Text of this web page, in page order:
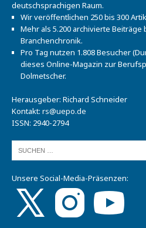
deutschsprachigen Raum.
Wir veröffentlichen 250 bis 300
Mehr als 5.200 archivierte
Branchenchronik.
Pro Tag nutzen 1.808 Besucher
dieses Online-Magazin zur
Dolmetscher.
Herausgeber: Richard Schneider
Kontakt: rs@uepo.de
ISSN: 2940-2794
Unsere Social-Media-Präsenzen: